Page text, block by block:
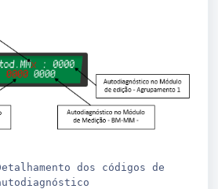
dos códigos de